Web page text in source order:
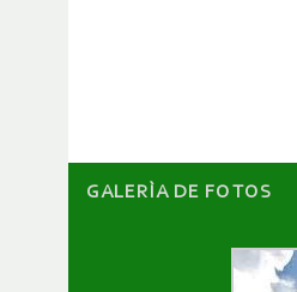
GALERÌA DE FOTOS